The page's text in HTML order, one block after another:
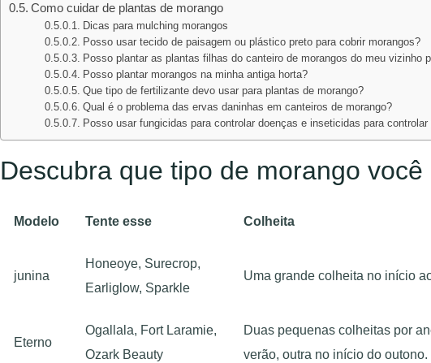
Como cuidar de plantas de morango
Dicas para mulching morangos
Posso usar tecido de paisagem ou plástico preto para cobrir morangos?
Posso plantar as plantas filhas do canteiro de morangos do meu vizinho
Posso plantar morangos na minha antiga horta?
Que tipo de fertilizante devo usar para plantas de morango?
Qual é o problema das ervas daninhas em canteiros de morango?
Posso usar fungicidas para controlar doenças e inseticidas para
Descubra que tipo de morango
Modelo Tente esse Colheita
junina
Honeoye, Surecrop,
Earliglow, Sparkle
Uma grande colheita no início
Eterno
Ogallala, Fort Laramie,
Ozark Beauty
Duas pequenas colheitas por
verão, outra no início do outono.